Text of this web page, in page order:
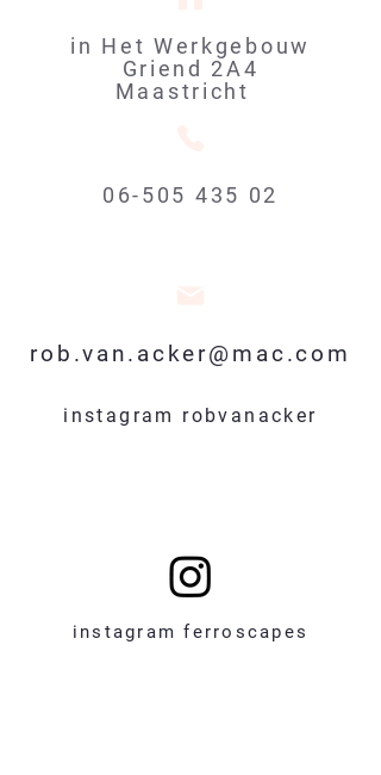
in Het Werkgebouw
Griend 2A4
Maastricht
06-505 435 02
rob.van.acker@mac.com
instagram robvanacker
instagram ferroscapes